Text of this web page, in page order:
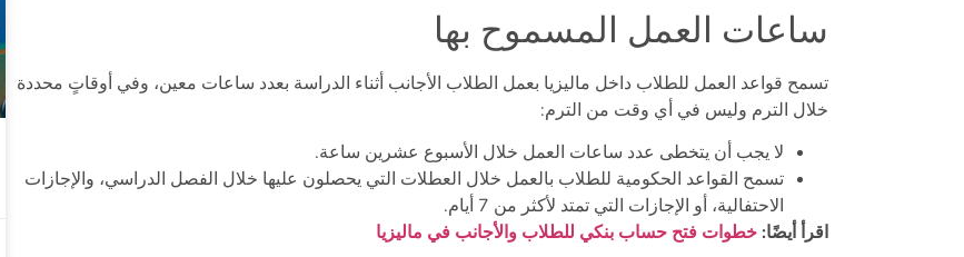
ساعات العمل المسموح بها
تسمح قواعد العمل للطلاب داخل ماليزيا بعمل الطلاب الأجانب أثناء الدراسة بعدد ساعات معين، وفي أوقاتٍ محددة
خلال الترم وليس في أي وقت من الترم:
لا يجب أن يتخطى عدد ساعات العمل خلال الأسبوع عشرين ساعة.
تسمح القواعد الحكومية للطلاب بالعمل خلال العطلات التي يحصلون عليها خلال الفصل الدراسي، والإجازات
الاحتفالية، أو الإجازات التي تمتد لأكثر من 7 أيام.
اقرأ أيضًا:خطوات فتح حساب بنكي للطلاب والأجانب في ماليزيا